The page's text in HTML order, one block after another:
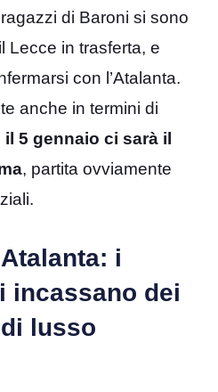
di Baroni si sono
Lecce in trasferta, e
con l’Atalanta.
anche in termini di
il 5 gennaio ci sarà il
, partita ovviamente
i
incassano dei
lusso